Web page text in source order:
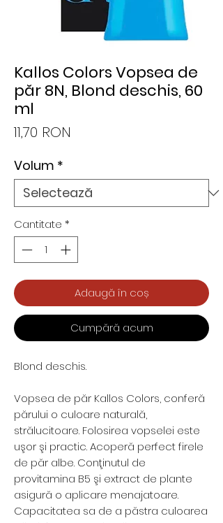
Kallos Colors Vopsea de
păr 8N, Blond deschis, 60
ml
11,70 RON
Volum *
Cantitate *
Adaugă în coș
Cumpără acum
Blond deschis.
Vopsea de păr Kallos Colors, conferă
părului o culoare naturală,
strălucitoare. Folosirea vopselei este
uşor şi practic. Acoperă perfect firele
de păr albe. Conţinutul de
provitamina B5 şi extract de plante
asigură o aplicare menajatoare.
Capacitatea sa de a păstra culoarea